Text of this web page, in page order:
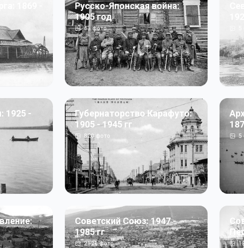
1869 -
Русско-Японская война:
1905 год
43фото
1925 -
Губернаторство Карафуто:
1905 - 1945 гг
820фото 5
Советский Союз: 1947 -
1985 гг
2121фото